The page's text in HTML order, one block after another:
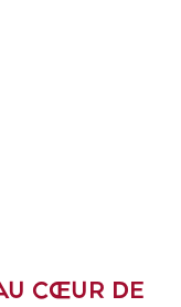
CŒUR DE